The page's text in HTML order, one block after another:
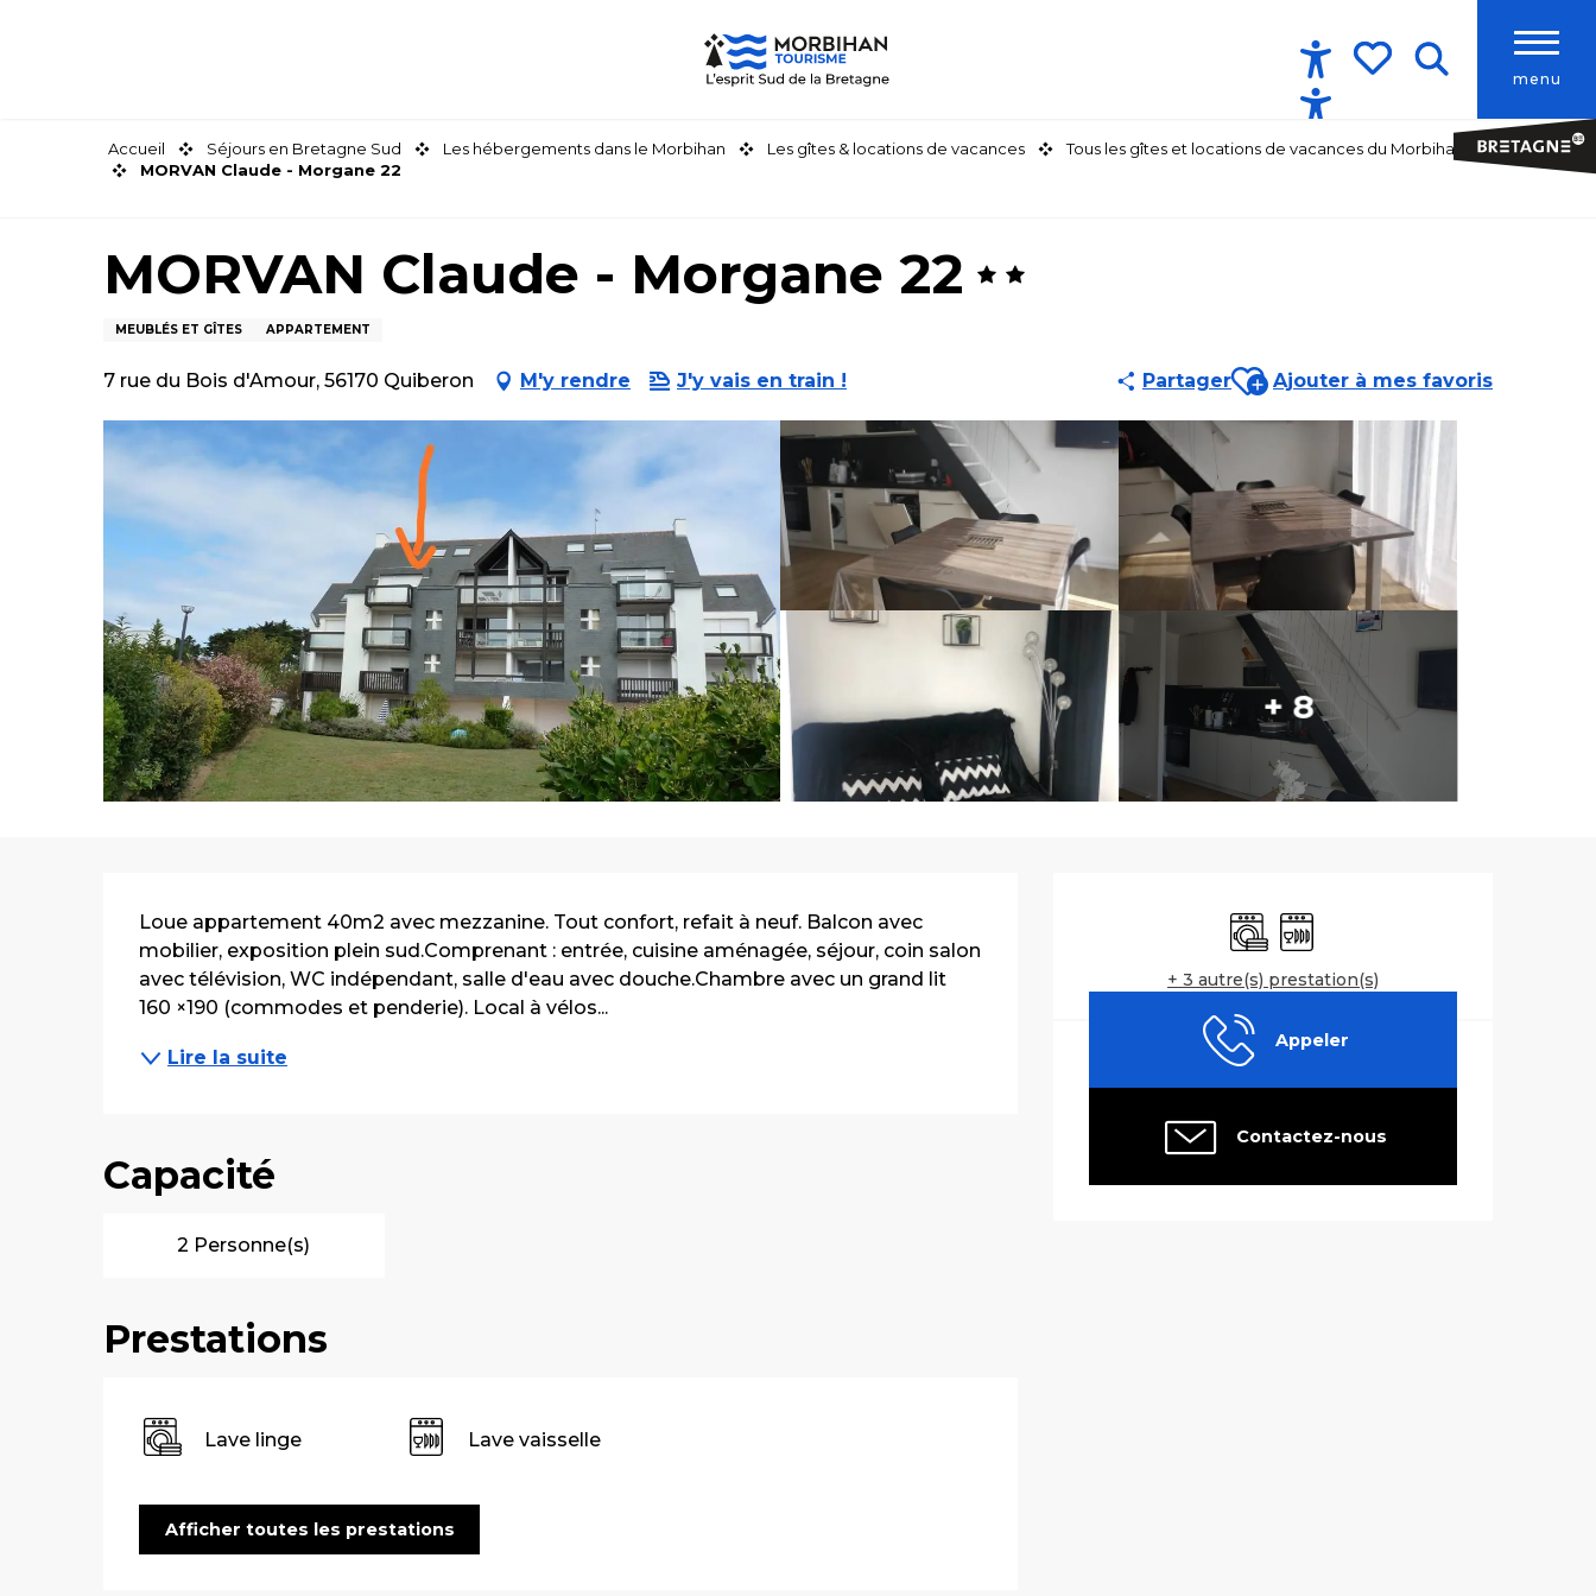
menu
Accessibilité
Accueil Séjours en Bretagne Sud Les hébergements dans le Morbihan Les gîtes & locations de vacances
Tous les gîtes et locations de vacances du Morbihan
MORVAN Claude - Morgane 22
MORVAN Claude - Morgane 22
MEUBLÉS ET GÎTES APPARTEMENT
7 rue du Bois d'Amour, 56170 Quiberon M'y rendre J'y vais en train ! PartagerAjouter aux favoris
Ajouter à mes favoris
+ 8
Ouverture et
Lave lingeLave vaisselle
+ 3 autre(s) prestation(s)
Appeler
Contactez-nous
Description
Loue appartement 40m2 avec mezzanine. Tout confort, refait à neuf. Balcon avec
mobilier, exposition plein sud.Comprenant : entrée, cuisine aménagée, séjour, coin salon
avec télévision, WC indépendant, salle d'eau avec douche.Chambre avec un grand lit
160 ×190 (commodes et penderie). Local à vélos...
Lire la suite
Capacité
2 Personne(s)
Prestations
Lave linge Lave vaisselle
Afficher toutes les prestations